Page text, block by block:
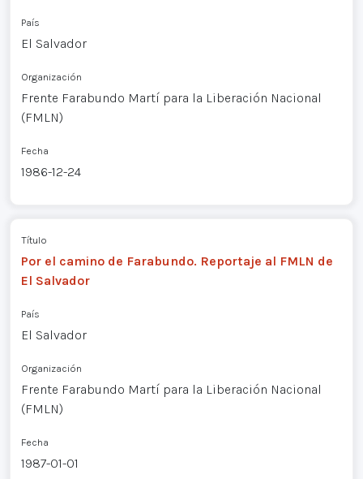
País
El Salvador
Organización
Frente Farabundo Martí para la Liberación Nacional
(FMLN)
Fecha
1986-12-24
Título
Por el camino de Farabundo. Reportaje al FMLN de
El Salvador
País
El Salvador
Organización
Frente Farabundo Martí para la Liberación Nacional
(FMLN)
Fecha
1987-01-01